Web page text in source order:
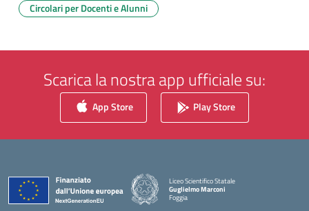
Circolari per Docenti e Alunni
Scarica la nostra app ufficiale su:
App Store Play Store
Liceo Scientifico Statale
Guglielmo Marconi
Foggia
— Visita la pagina iniziale della scuola